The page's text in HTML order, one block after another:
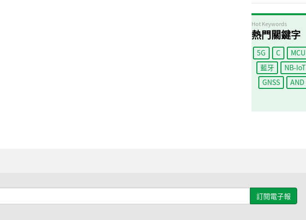
Hot Keywords
熱門關鍵字
5G C MCU
藍牙
NB-IoT
GNSS
AND